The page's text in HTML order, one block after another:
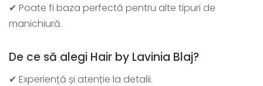
✔ Poate fi baza perfectă pentru alte tipuri de
manichiură.
De ce să alegi Hair by Lavinia Blaj?
✔ Experiență și atenție la detalii.